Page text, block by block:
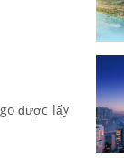
được lấy